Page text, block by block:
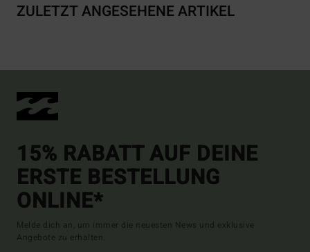
ZULETZT ANGESEHENE ARTIKEL
15% RABATT AUF DEINE
ERSTE BESTELLUNG
ONLINE*
Melde dich an, um immer die neuesten News und exklusive
Angebote zu erhalten.